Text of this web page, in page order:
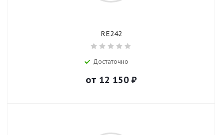
RE242
Достаточно
от 12 150₽